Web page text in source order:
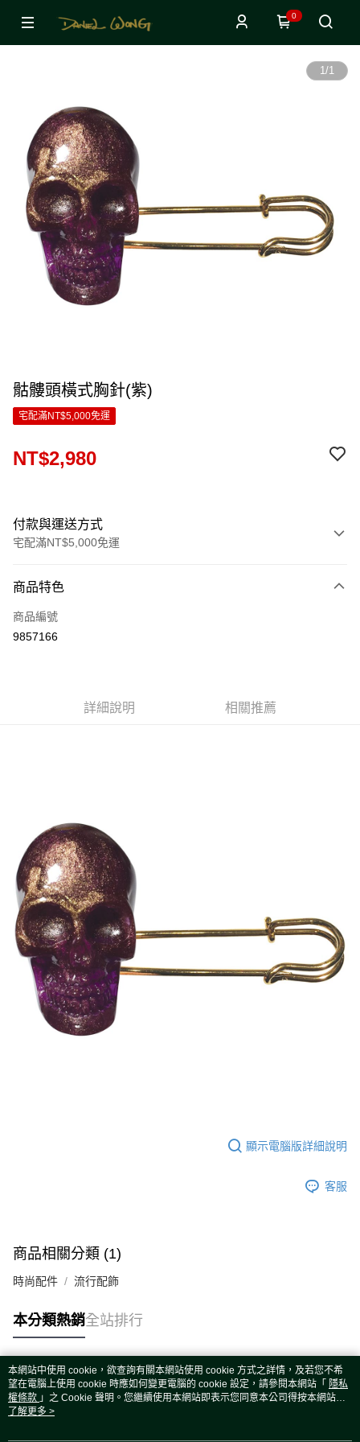
0
1/1
骷髏頭橫式胸針(紫)
宅配滿NT$5,000免運
NT$2,980
付款與運送方式
宅配滿NT$5,000免運
信用卡一次付款
LINE Pay
每筆NT$120，滿NT$5,000(含以上)免運費
商品特色
商品編號
9857166
詳細說明 相關推薦
顯示電腦版詳細說明
客服
商品相關分類 (1)
時尚配件 流行配飾
本分類熱銷全站排行
熱門標籤
本網站中使用 cookie，欲查詢有關本網站使用 cookie 方式之詳情，及若您不希
望在電腦上使用 cookie 時應如何變更電腦的 cookie 設定，請參閱本網站「 隱私
權條款 」之 Cookie 聲明。您繼續使用本網站即表示您同意本公司得按本網站使
用條款之 Cookie 聲明使用 cookie。
了解更多 >